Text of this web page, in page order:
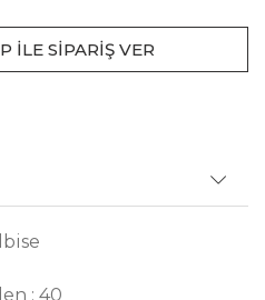
İLE SİPARİŞ VER
: 40